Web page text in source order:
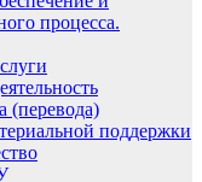
процесса.
(перевода)
поддержки